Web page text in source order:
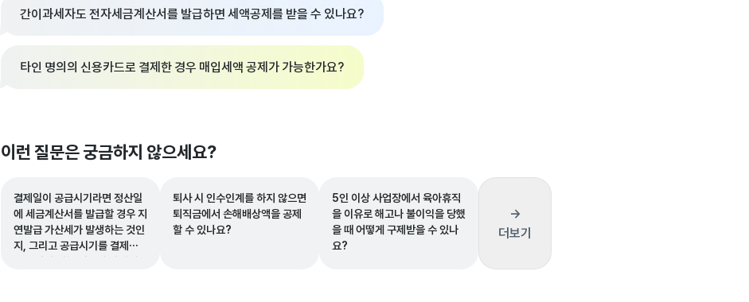
간이과세자도 전자세금계산서를 발급하면 세액공제를 받을 수 있나요?
타인 명의의 신용카드로 결제한 경우 매입세액 공제가 가능한가요?
이런 질문은 궁금하지 않으세요?
결제일이 공급시기라면 정산일
에 세금계산서를 발급할 경우 지
연발급 가산세가 발생하는 것인
지, 그리고 공급시기를 결제일
로 보아야 하는 이유와 가산세
퇴사 시 인수인계를 하지 않으면
퇴직금에서 손해배상액을 공제
할 수 있나요?
5인 이상 사업장에서 육아휴직
을 이유로 해고나 불이익을 당했
을 때 어떻게 구제받을 수 있나
요?
→
더보기